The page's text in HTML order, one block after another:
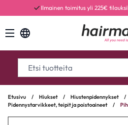
Ilmainen toimitus yli 225€
Etusivu / Hiukset / Hiustenpidennykset
/
Pidennystarvikkeet, teipit ja poistoaineet
/